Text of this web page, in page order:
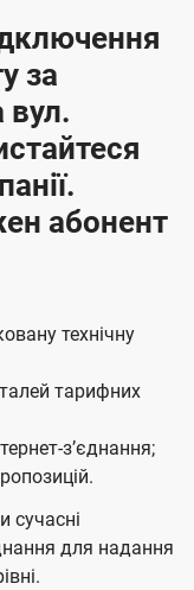
за
вул.
абонент
технічну
тарифних
зʼєднання;
сучасні
для надання